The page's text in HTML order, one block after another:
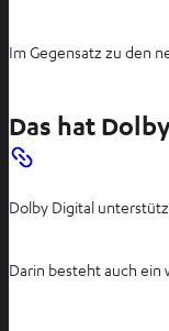
Im Gegensatz zu den
Das hat
Dolby Digital
Darin besteht auch ein